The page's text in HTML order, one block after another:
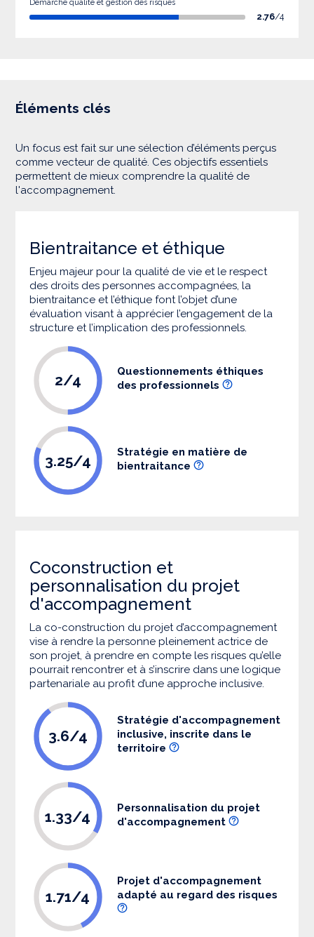
Démarche qualité et gestion des risques
2.76/4
Éléments clés
Un focus est fait sur une sélection d’éléments perçus
comme vecteur de qualité. Ces objectifs essentiels
permettent de mieux comprendre la qualité de
l'accompagnement.
Bientraitance et éthique
Enjeu majeur pour la qualité de vie et le respect
des droits des personnes accompagnées, la
bientraitance et l’éthique font l’objet d’une
évaluation visant à apprécier l’engagement de la
structure et l’implication des professionnels.
2/4
Questionnements éthiques
des professionnels
3.25/4
Stratégie en matière de
bientraitance
Coconstruction et
personnalisation du projet
d'accompagnement
La co-construction du projet d’accompagnement
vise à rendre la personne pleinement actrice de
son projet, à prendre en compte les risques qu’elle
pourrait rencontrer et à s’inscrire dans une logique
partenariale au profit d’une approche inclusive.
3.6/4
Stratégie d'accompagnement
inclusive, inscrite dans le
territoire
1.33/4
Personnalisation du projet
d'accompagnement
1.71/4
Projet d'accompagnement
adapté au regard des risques